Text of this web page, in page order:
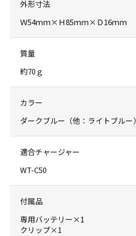
外形寸法
Ｗ54ｍｍ×Ｈ85ｍｍ×Ｄ16ｍｍ
質量
約70ｇ
カラー
ダークブルー（他：ライトブルー）
適合チャージャー
WT-C50
付属品
専用バッテリー×1
クリップ×1